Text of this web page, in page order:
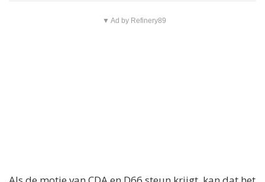
▼ Ad by Refinery89